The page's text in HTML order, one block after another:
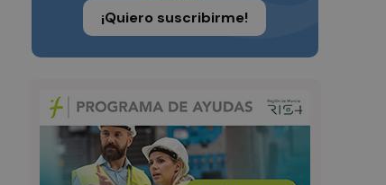
¡Quiero suscribirme!